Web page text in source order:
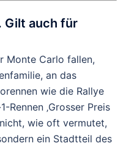
Gilt auch für
Monte Carlo fallen,
an das
wie die Rallye
Rennen ‚Grosser Preis
wie oft vermutet,
ein Stadtteil des